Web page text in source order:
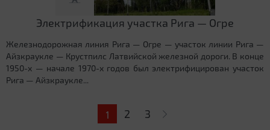
Электрификация участка Рига — Огре
Железнодорожная линия Рига — Огре — участок линии Рига —
Айзкраукле — Крустпилс Латвийской железной дороги. В конце
1950-х — начале 1970-х годов был электрифицирован участок
Рига — Айзкраукле...
1 2 3